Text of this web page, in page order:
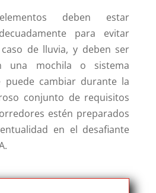
deben estar
para evitar
de lluvia, y deben ser
una mochila o sistema
cambiar durante la
conjunto de requisitos
estén preparados
en el desafiante